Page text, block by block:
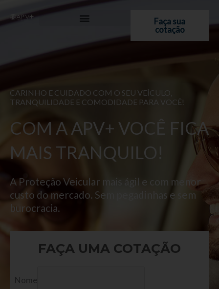
para
Faça sua
cotação
CARINHO E CUIDADO COM O SEU VEÍCULO,
TRANQUILIDADE E COMODIDADE PARA VOCÊ!
COM A APV+ VOCÊ FICA
MAIS TRANQUILO!
A Proteção Veicular mais ágil e com menor
custo do mercado. Sem pegadinhas e sem
burocracia.
FAÇA UMA COTAÇÃO
Nome